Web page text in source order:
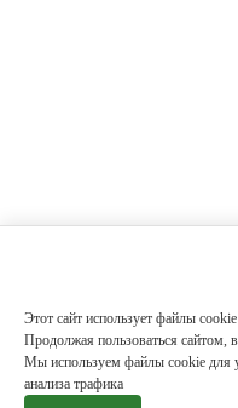
Этот сайт использует файлы cookie
Продолжая пользоваться сайтом,
Мы используем файлы cookie для
анализа трафика